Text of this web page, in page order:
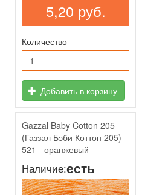
5,20 руб.
Количество
Добавить в корзину
Gazzal Baby Cotton 205
(Газзал Бэби Коттон 205)
521 - оранжевый
Наличие:есть